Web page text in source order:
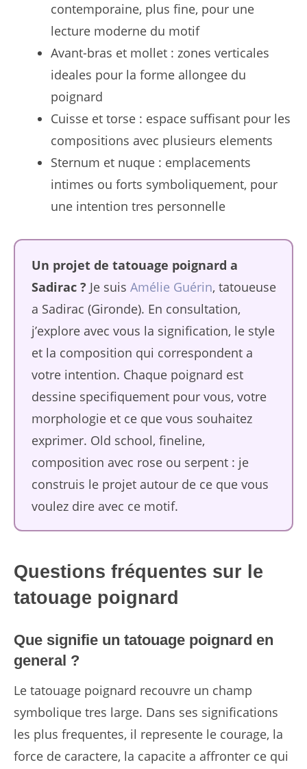
contemporaine, plus fine, pour une
lecture moderne du motif
Avant-bras et mollet : zones verticales
ideales pour la forme allongee du
poignard
Cuisse et torse : espace suffisant pour les
compositions avec plusieurs elements
Sternum et nuque : emplacements
intimes ou forts symboliquement, pour
une intention tres personnelle
Un projet de tatouage poignard a
Sadirac ? Je suis Amélie Guérin, tatoueuse
a Sadirac (Gironde). En consultation,
j’explore avec vous la signification, le style
et la composition qui correspondent a
votre intention. Chaque poignard est
dessine specifiquement pour vous, votre
morphologie et ce que vous souhaitez
exprimer. Old school, fineline,
composition avec rose ou serpent : je
construis le projet autour de ce que vous
voulez dire avec ce motif.
Questions fréquentes sur le
tatouage poignard
Que signifie un tatouage poignard en
general ?
Le tatouage poignard recouvre un champ
symbolique tres large. Dans ses significations
les plus frequentes, il represente le courage, la
force de caractere, la capacite a affronter ce qui